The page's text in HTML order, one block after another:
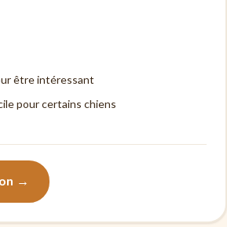
être intéressant
pour certains chiens
→